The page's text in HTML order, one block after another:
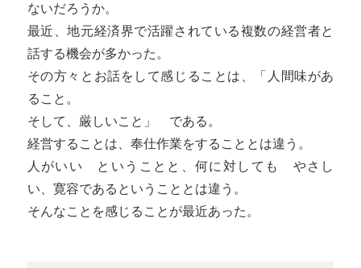
ないだろうか。
最近、地元経済界で活躍されている複数の経営者と
話する機会が多かった。
その方々とお話をして感じることは、「人間味があ
ること。
そして、厳しいこと」 である。
経営することは、奉仕作業をすることとは違う。
人がいい ということと、何に対しても やさし
い、寛容であるということとは違う。
そんなことを感じることが最近あった。